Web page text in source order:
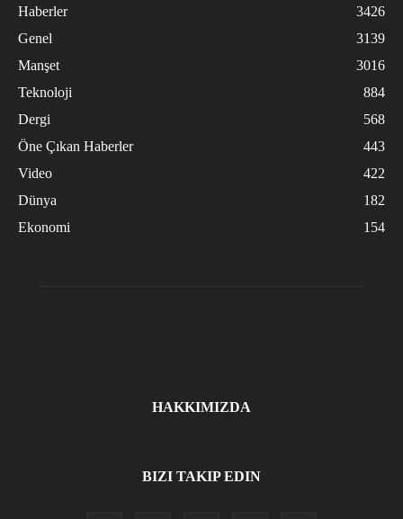
Haberler
3426
Genel
3139
Manşet
3016
Teknoloji
884
Dergi
568
Öne Çıkan Haberler
443
Video
422
Dünya
182
Ekonomi
154
HAKKIMIZDA
BIZI TAKIP EDIN